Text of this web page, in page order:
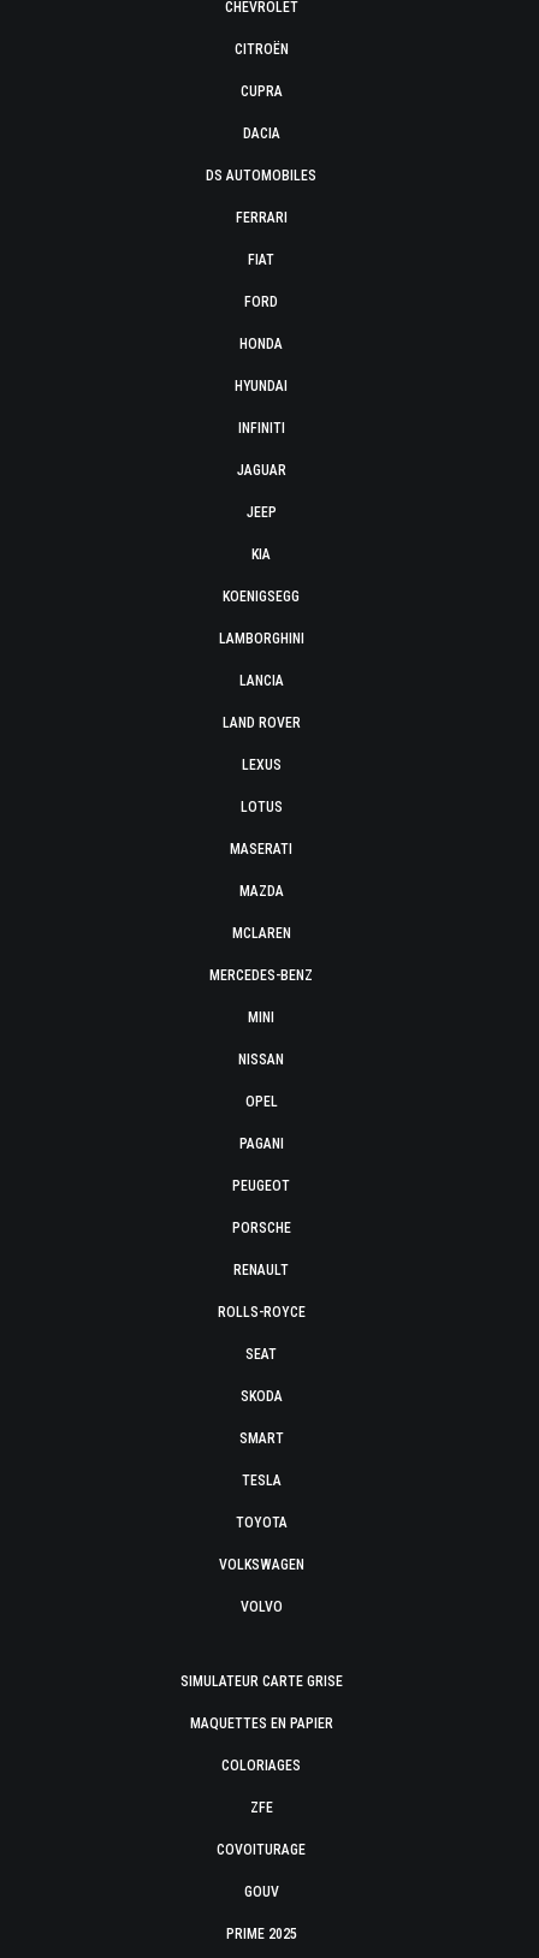
CHEVROLET
CITROËN
CUPRA
DACIA
DS AUTOMOBILES
FERRARI
FIAT
FORD
HONDA
HYUNDAI
INFINITI
JAGUAR
JEEP
KIA
KOENIGSEGG
LAMBORGHINI
LANCIA
LAND ROVER
LEXUS
LOTUS
MASERATI
MAZDA
MCLAREN
MERCEDES-BENZ
MINI
NISSAN
OPEL
PAGANI
PEUGEOT
PORSCHE
RENAULT
ROLLS-ROYCE
SEAT
SKODA
SMART
TESLA
TOYOTA
VOLKSWAGEN
VOLVO
SIMULATEUR CARTE GRISE
MAQUETTES EN PAPIER
COLORIAGES
ZFE
COVOITURAGE
GOUV
PRIME 2025